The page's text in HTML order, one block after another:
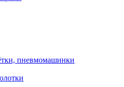
пневмомашинки